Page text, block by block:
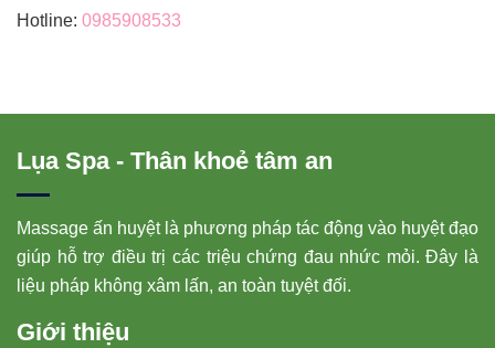
Hotline: 0985908533
Lụa Spa - Thân khoẻ tâm an
Massage ấn huyệt là phương pháp tác động vào huyệt đạo
giúp hỗ trợ điều trị các triệu chứng đau nhức mỏi. Đây là
liệu pháp không xâm lấn, an toàn tuyệt đối.
Giới thiệu